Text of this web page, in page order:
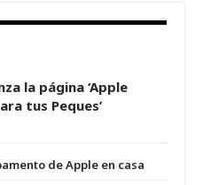
la página ‘Apple
tus Peques’
de Apple en casa